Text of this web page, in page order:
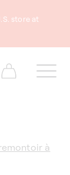
store at
Panier
à